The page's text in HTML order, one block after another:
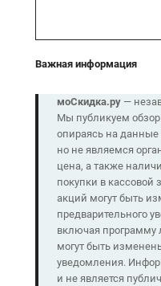
Важная информация
моСкидка.ру—
Мы публикуем обзор
опираясь на
но не являемся
цена, а также
покупки в кассовой
акций могут быть
предварительного
включая программу
могут быть
уведомления.
и не является